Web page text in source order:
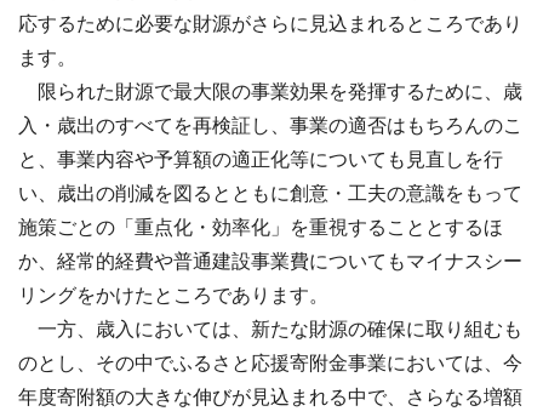
応するために必要な財源がさらに見込まれるところであり
ます。
限られた財源で最大限の事業効果を発揮するために、歳
入・歳出のすべてを再検証し、事業の適否はもちろんのこ
と、事業内容や予算額の適正化等についても見直しを行
い、歳出の削減を図るとともに創意・工夫の意識をもって
施策ごとの「重点化・効率化」を重視することとするほ
か、経常的経費や普通建設事業費についてもマイナスシー
リングをかけたところであります。
一方、歳入においては、新たな財源の確保に取り組むも
のとし、その中でふるさと応援寄附金事業においては、今
年度寄附額の大きな伸びが見込まれる中で、さらなる増額